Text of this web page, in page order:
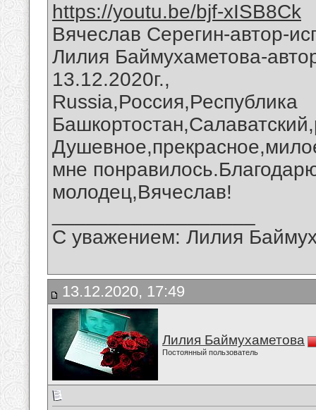
https://youtu.be/bjf-xISB8Ck
Вячеслав Серегин-автор-
Лилия Баймухаметова-
13.12.2020г.,
Russia,Россия,Республика
мне
молодец,Вячеслав!
С уважением: Лилия
13.12.2020, 17:49
Лилия Баймухаметова
Постоянный пользователь